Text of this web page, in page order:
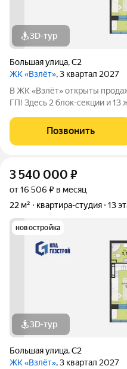
3D-тур
Большая улица,С2
ЖК «Взлёт», 3 квартал 2027
В ЖК «Взлёт» открыты
ГП! Здесь 2 блок-секции и
холлов, благоустроенным
традиционно, представлен
Позвонить
3 540 000 ₽
от 16 506 ₽ в месяц
22 м²
квартира-студия 13
новостройка
3D-тур
Большая улица,С2
ЖК «Взлёт», 3 квартал 2027